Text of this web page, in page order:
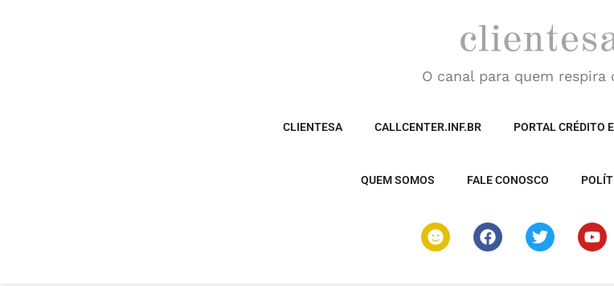
O canal para quem respira
CLIENTESA CALLCENTER.INF.BR PORTAL CRÉDITO
QUEM SOMOS FALE CONOSCO
S
m
F
a
T
w
Y
o